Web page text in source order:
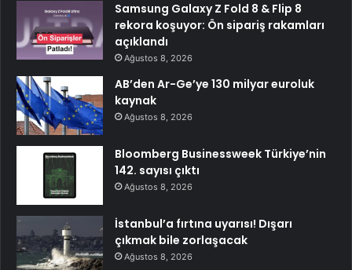
Samsung Galaxy Z Fold 8 & Flip 8
rekora koşuyor: Ön sipariş rakamları
açıklandı
Ağustos 8, 2026
AB’den Ar-Ge’ye 130 milyar euroluk
kaynak
Ağustos 8, 2026
Bloomberg Businessweek Türkiye’nin
142. sayısı çıktı
Ağustos 8, 2026
İstanbul’a fırtına uyarısı! Dışarı
çıkmak bile zorlaşacak
Ağustos 8, 2026